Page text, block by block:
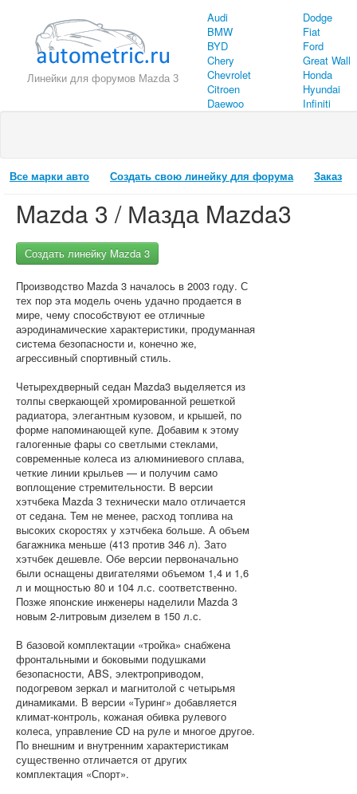
Линейки для форумов Mazda 3
Audi
BMW
BYD
Chery
Chevrolet
Citroen
Daewoo
Dodge
Fiat
Ford
Great Wall
Honda
Hyundai
Infiniti
Все марки авто Создать свою линейку для форума Заказ
Mazda 3 / Мазда Mazda3
Создать линейку Mazda 3
Производство Mazda 3 началось в 2003 году. С
тех пор эта модель очень удачно продается в
мире, чему способствуют ее отличные
аэродинамические характеристики, продуманная
система безопасности и, конечно же,
агрессивный спортивный стиль.
Четырехдверный седан Mazda3 выделяется из
толпы сверкающей хромированной решеткой
радиатора, элегантным кузовом, и крышей, по
форме напоминающей купе. Добавим к этому
галогенные фары со светлыми стеклами,
современные колеса из алюминиевого сплава,
четкие линии крыльев — и получим само
воплощение стремительности. В версии
хэтчбека Mazda 3 технически мало отличается
от седана. Тем не менее, расход топлива на
высоких скоростях у хэтчбека больше. А объем
багажника меньше (413 против 346 л). Зато
хэтчбек дешевле. Обе версии первоначально
были оснащены двигателями объемом 1,4 и 1,6
л и мощностью 80 и 104 л.с. соответственно.
Позже японские инженеры наделили Mazda 3
новым 2-литровым дизелем в 150 л.с.
В базовой комплектации «тройка» снабжена
фронтальными и боковыми подушками
безопасности, ABS, электроприводом,
подогревом зеркал и магнитолой с четырьмя
динамиками. В версии «Туринг» добавляется
климат-контроль, кожаная обивка рулевого
колеса, управление CD на руле и многое другое.
По внешним и внутренним характеристикам
существенно отличается от других
комплектация «Спорт».